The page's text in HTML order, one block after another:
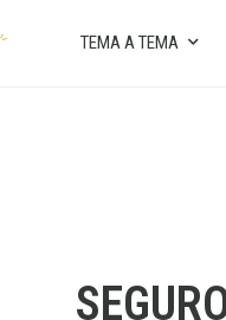
TEMA A TEMA